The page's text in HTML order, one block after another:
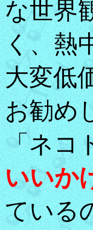
な世界
く、熱
大変低
お勧め
「ネコ
いいか
ている